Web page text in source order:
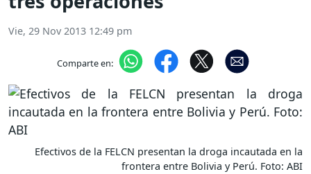
Vie, 29 Nov 2013 12:49 pm
Comparte en:
Efectivos de la FELCN presentan la droga incautada en la
frontera entre Bolivia y Perú. Foto: ABI